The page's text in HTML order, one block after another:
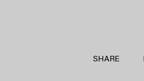
SHARE